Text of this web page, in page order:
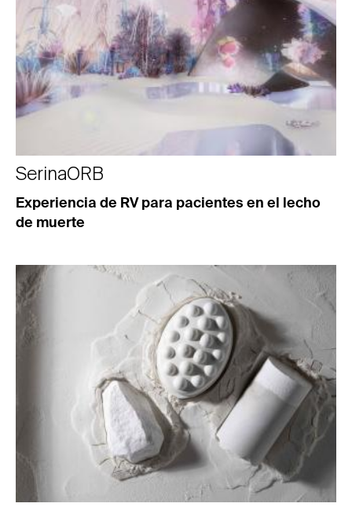
SerinaORB
Experiencia de RV para pacientes en el lecho
de muerte